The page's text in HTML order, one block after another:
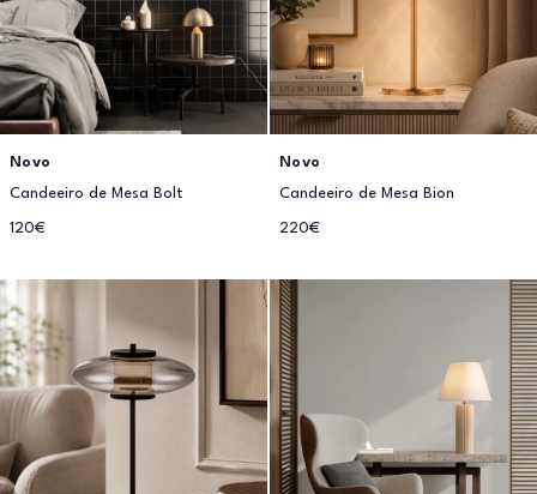
Novo
Candeeiro de Mesa Bolt
120€
Novo
Candeeiro de Mesa Bion
220€